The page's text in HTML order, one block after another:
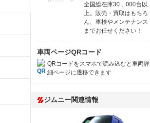
全国総在庫30，000台以
上。販売・買取はもちろ
ん、車検やメンテナンス
までお任せください！
車両ページQRコード
QRコードをスマホで読み込むと車両詳
細ページに遷移できます
ジムニー関連情報